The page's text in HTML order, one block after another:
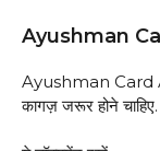
Ayushman
Ayushman Card
कागज़ जरूर होने चाहिए.